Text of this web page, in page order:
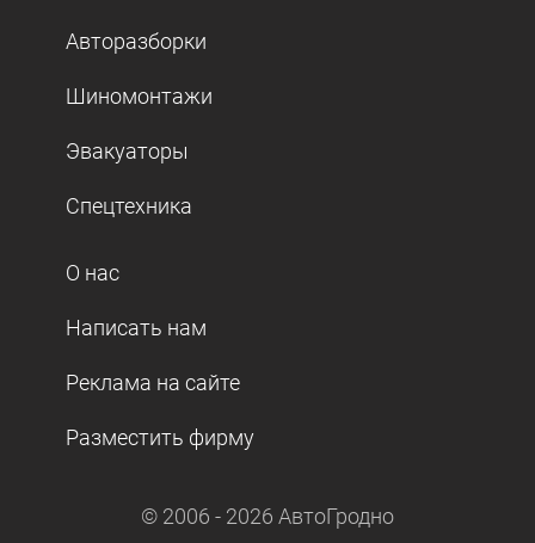
Авторазборки
Шиномонтажи
Эвакуаторы
Спецтехника
О нас
Написать нам
Реклама на сайте
Разместить фирму
© 2006 - 2026 АвтоГродно